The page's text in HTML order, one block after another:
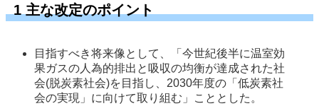
1 主な改定のポイント
目指すべき将来像として、「今世紀後半に温室効
果ガスの人為的排出と吸収の均衡が達成された社
会(脱炭素社会)を目指し、2030年度の「低炭素社
会の実現」に向けて取り組む」こととした。